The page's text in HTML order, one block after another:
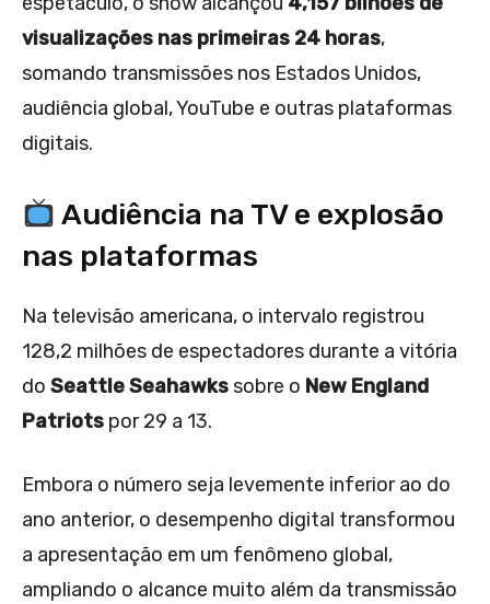
visualizações nas primeiras 24 horas,
somando transmissões nos Estados Unidos,
audiência global, YouTube e outras plataformas
digitais.
Audiência na TV e explosão
nas plataformas
Na televisão americana, o intervalo registrou
128,2 milhões de espectadores durante a vitória
do Seattle Seahawkssobre o New England
Patriots por 29 a 13.
Embora o número seja levemente inferior ao do
ano anterior, o desempenho digital transformou
a apresentação em um fenômeno global,
ampliando o alcance muito além da transmissão